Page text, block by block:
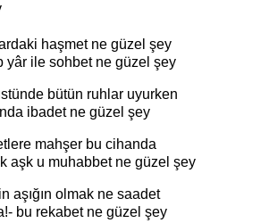
haşmet ne güzel şey
yâr ile sohbet ne güzel şey
bütün ruhlar uyurken
ibadet ne güzel şey
mahşer bu cihanda
aşk u muhabbet ne güzel şey
aşığın olmak ne saadet
bu rekabet ne güzel şey